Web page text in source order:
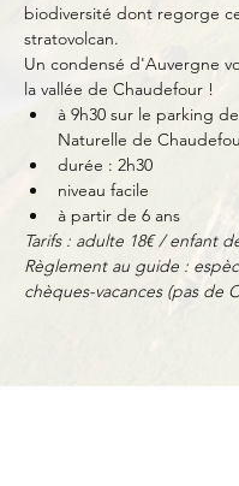
biodiversité dont regorge
stratovolcan.
Un condensé d'Auvergne
la vallée de Chaudefour !
à 9h30 sur le parking
Naturelle de
durée : 2h30
niveau facile
à partir de 6 ans
Tarifs : adulte 18€ / enfant
Règlement au guide :
chèques-vacances (pas de